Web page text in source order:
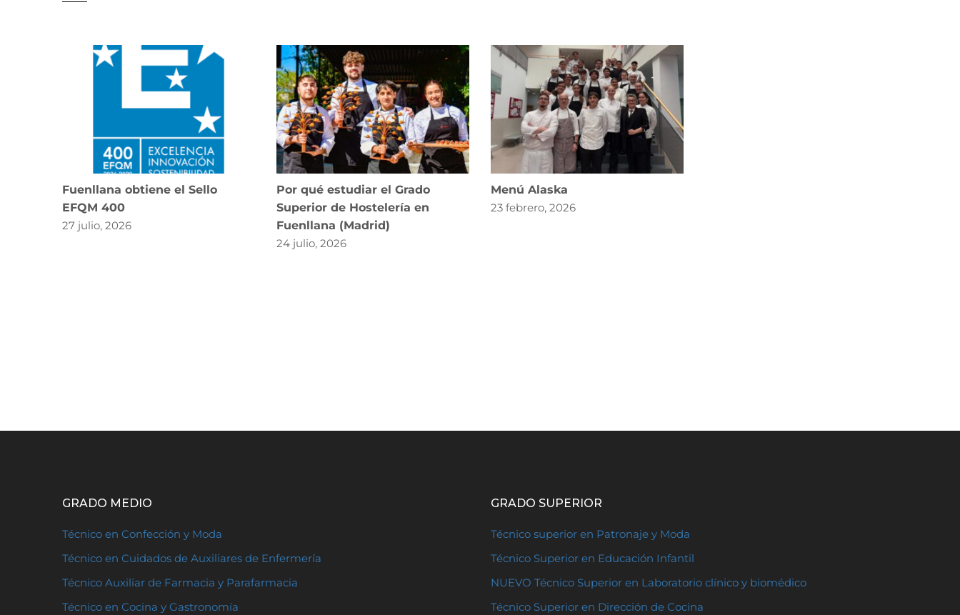
Fuenllana obtiene el Sello
EFQM 400
27 julio, 2026
Por qué estudiar el Grado
Superior de Hostelería en
Fuenllana (Madrid)
24 julio, 2026
Menú Alaska
23 febrero, 2026
GRADO MEDIO
Técnico en Confección y Moda
Técnico en Cuidados de Auxiliares de Enfermería
Técnico Auxiliar de Farmacia y Parafarmacia
Técnico en Cocina y Gastronomía
GRADO SUPERIOR
Técnico superior en Patronaje y Moda
Técnico Superior en Educación Infantil
NUEVO Técnico Superior en Laboratorio clínico y biomédico
Técnico Superior en Dirección de Cocina